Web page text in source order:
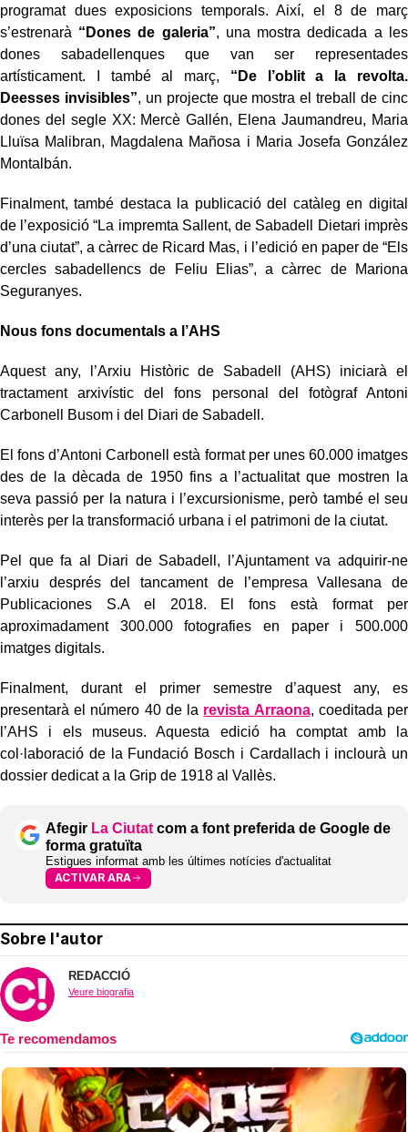
programat dues exposicions temporals. Així, el 8 de març
s’estrenarà “Dones de galeria”, una mostra dedicada a les
dones sabadellenques que van ser representades
artísticament. I també al març, “De l’oblit a la revolta.
Deesses invisibles”, un projecte que mostra el treball de cinc
dones del segle XX: Mercè Gallén, Elena Jaumandreu, Maria
Lluïsa Malibran, Magdalena Mañosa i Maria Josefa González
Montalbán.
Finalment, també destaca la publicació del catàleg en digital
de l’exposició “La impremta Sallent, de Sabadell Dietari imprès
d’una ciutat”, a càrrec de Ricard Mas, i l’edició en paper de “Els
cercles sabadellencs de Feliu Elias”, a càrrec de Mariona
Seguranyes.
Nous fons documentals a l’AHS
Aquest any, l’Arxiu Històric de Sabadell (AHS) iniciarà el
tractament arxivístic del fons personal del fotògraf Antoni
Carbonell Busom i del Diari de Sabadell.
El fons d’Antoni Carbonell està format per unes 60.000 imatges
des de la dècada de 1950 fins a l’actualitat que mostren la
seva passió per la natura i l’excursionisme, però també el seu
interès per la transformació urbana i el patrimoni de la ciutat.
Pel que fa al Diari de Sabadell, l’Ajuntament va adquirir-ne
l’arxiu després del tancament de l’empresa Vallesana de
Publicaciones S.A el 2018. El fons està format per
aproximadament 300.000 fotografies en paper i 500.000
imatges digitals.
Finalment, durant el primer semestre d’aquest any, es
presentarà el número 40 de la revista Arraona, coeditada per
l’AHS i els museus. Aquesta edició ha comptat amb la
col·laboració de la Fundació Bosch i Cardallach i inclourà un
dossier dedicat a la Grip de 1918 al Vallès.
Afegir La Ciutat com a font preferida de Google de
forma gratuïta
Estigues informat amb les últimes notícies d'actualitat
ACTIVAR ARA
Sobre l'autor
REDACCIÓ
Veure biografia